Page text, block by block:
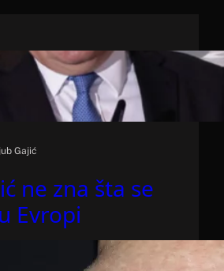
Gajić
ne zna šta se
Evropi